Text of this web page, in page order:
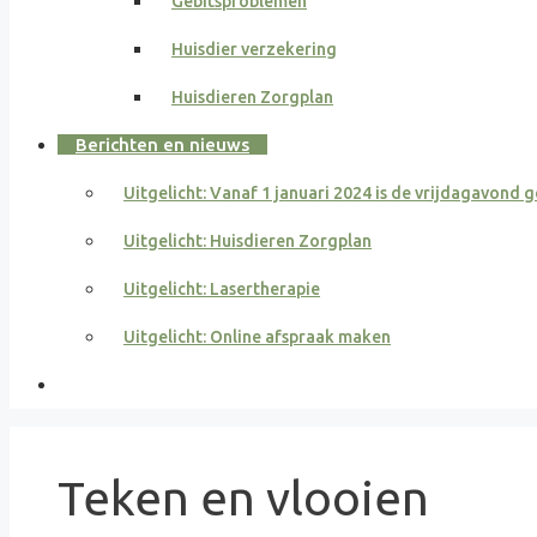
Huisdier verzekering
Huisdieren Zorgplan
Berichten en nieuws
Uitgelicht: Vanaf 1 januari 2024 is de vrijdagavond
Uitgelicht: Huisdieren Zorgplan
Uitgelicht: Lasertherapie
Uitgelicht: Online afspraak maken
Teken en vlooien